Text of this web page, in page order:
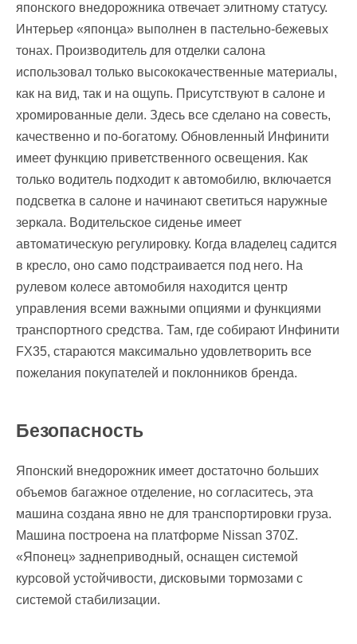
японского внедорожника отвечает элитному статусу.
Интерьер «японца» выполнен в пастельно-бежевых
тонах. Производитель для отделки салона
использовал только высококачественные материалы,
как на вид, так и на ощупь. Присутствуют в салоне и
хромированные дели. Здесь все сделано на совесть,
качественно и по-богатому. Обновленный Инфинити
имеет функцию приветственного освещения. Как
только водитель подходит к автомобилю, включается
подсветка в салоне и начинают светиться наружные
зеркала. Водительское сиденье имеет
автоматическую регулировку. Когда владелец садится
в кресло, оно само подстраивается под него. На
рулевом колесе автомобиля находится центр
управления всеми важными опциями и функциями
транспортного средства. Там, где собирают Инфинити
FX35, стараются максимально удовлетворить все
пожелания покупателей и поклонников бренда.
Безопасность
Японский внедорожник имеет достаточно больших
объемов багажное отделение, но согласитесь, эта
машина создана явно не для транспортировки груза.
Машина построена на платформе Nissan 370Z.
«Японец» заднеприводный, оснащен системой
курсовой устойчивости, дисковыми тормозами с
системой стабилизации.